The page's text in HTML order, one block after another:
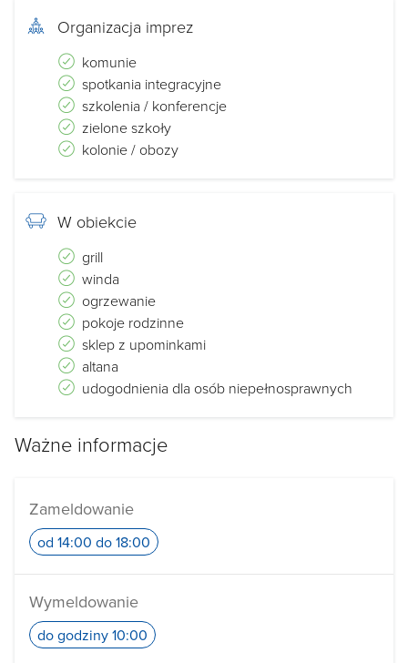
Organizacja imprez
komunie
spotkania integracyjne
szkolenia / konferencje
zielone szkoły
kolonie / obozy
W obiekcie
grill
winda
ogrzewanie
pokoje rodzinne
sklep z upominkami
altana
udogodnienia dla osób niepełnosprawnych
Ważne informacje
Zameldowanie
od 14:00 do 18:00
Wymeldowanie
do godziny 10:00